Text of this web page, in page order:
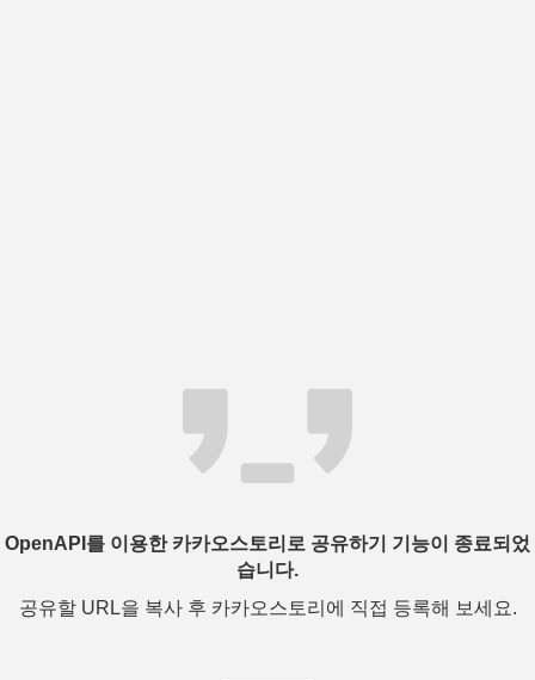
OpenAPI를 이용한 카카오스토리로 공유하기 기능이 종료되었
습니다.
공유할 URL을 복사 후 카카오스토리에 직접 등록해 보세요.